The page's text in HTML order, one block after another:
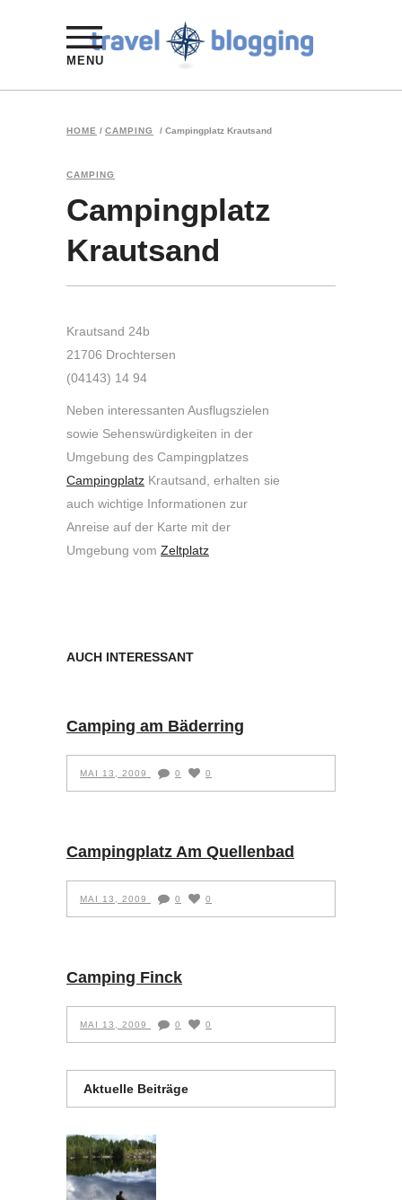
MENU
HOME / CAMPING / Campingplatz Krautsand
CAMPING
Campingplatz
Krautsand
Krautsand 24b
21706 Drochtersen
(04143) 14 94
Neben interessanten Ausflugszielen
sowie Sehenswürdigkeiten in der
Umgebung des Campingplatzes
Campingplatz Krautsand, erhalten sie
auch wichtige Informationen zur
Anreise auf der Karte mit der
Umgebung vom Zeltplatz
AUCH INTERESSANT
Camping am Bäderring
MAI 13, 2009 0 0
Campingplatz Am Quellenbad
MAI 13, 2009 0 0
Camping Finck
MAI 13, 2009 0 0
Aktuelle Beiträge